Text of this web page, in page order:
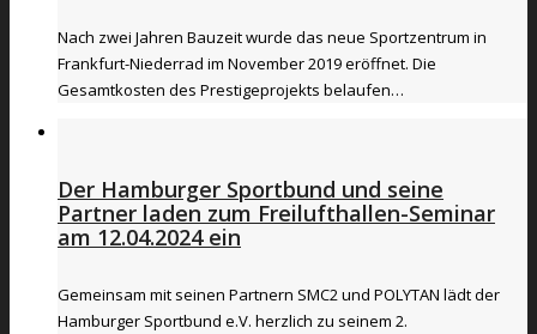
Nach zwei Jahren Bauzeit wurde das neue Sportzentrum in
Frankfurt-Niederrad im November 2019 eröffnet. Die
Gesamtkosten des Prestigeprojekts belaufen…
Der Hamburger Sportbund und seine
Partner laden zum Freilufthallen-Seminar
am 12.04.2024 ein
Gemeinsam mit seinen Partnern SMC2 und POLYTAN lädt der
Hamburger Sportbund e.V. herzlich zu seinem 2.